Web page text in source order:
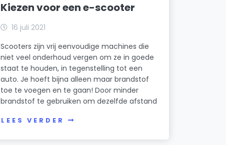
Kiezen voor een e-scooter
16 juli 2021
Scooters zijn vrij eenvoudige machines die
niet veel onderhoud vergen om ze in goede
staat te houden, in tegenstelling tot een
auto. Je hoeft bijna alleen maar brandstof
toe te voegen en te gaan! Door minder
brandstof te gebruiken om dezelfde afstand
LEES VERDER